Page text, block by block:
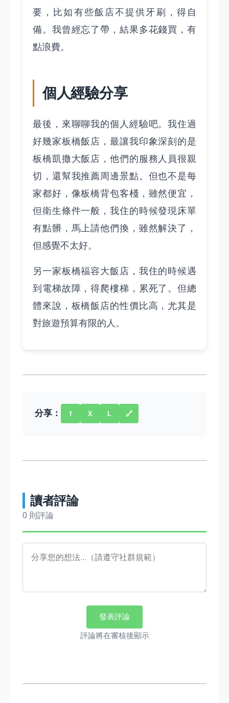
要，比如有些飯店不提供牙刷，得自
備。我曾經忘了帶，結果多花錢買，有
點浪費。
個人經驗分享
最後，來聊聊我的個人經驗吧。我住過
好幾家板橋飯店，最讓我印象深刻的是
板橋凱撒大飯店，他們的服務人員很親
切，還幫我推薦周邊景點。但也不是每
家都好，像板橋背包客棧，雖然便宜，
但衛生條件一般，我住的時候發現床單
有點髒，馬上請他們換，雖然解決了，
但感覺不太好。
另一家板橋福容大飯店，我住的時候遇
到電梯故障，得爬樓梯，累死了。但總
體來說，板橋飯店的性價比高，尤其是
對旅遊預算有限的人。
分享： f X L 🔗
讀者評論
0 則評論
發表評論
評論將在審核後顯示